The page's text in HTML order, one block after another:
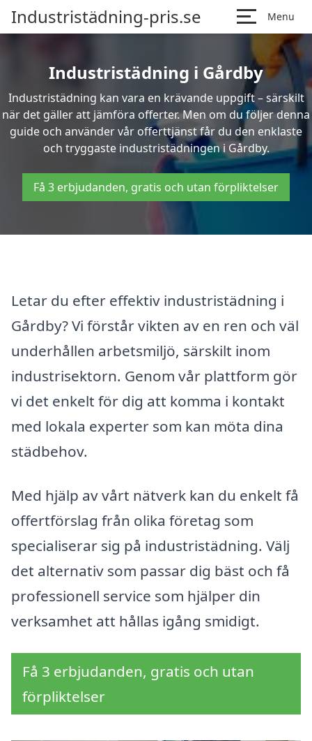
Industristädning-pris.se Menu
Industristädning i Gårdby
Industristädning kan vara en krävande uppgift – särskilt
när det gäller att jämföra offerter. Men om du följer denna
guide och använder vår offerttjänst får du den enklaste
och tryggaste industristädningen i Gårdby.
Få 3 erbjudanden, gratis och utan förpliktelser
Letar du efter effektiv industristädning i
Gårdby? Vi förstår vikten av en ren och väl
underhållen arbetsmiljö, särskilt inom
industrisektorn. Genom vår plattform gör
vi det enkelt för dig att komma i kontakt
med lokala experter som kan möta dina
städbehov.
Med hjälp av vårt nätverk kan du enkelt få
offertförslag från olika företag som
specialiserar sig på industristädning. Välj
det alternativ som passar dig bäst och få
professionell service som hjälper din
verksamhet att hållas igång smidigt.
Få 3 erbjudanden, gratis och utan
förpliktelser